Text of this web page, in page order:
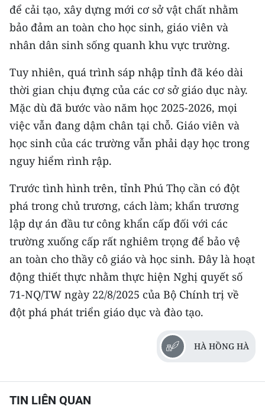
để cải tạo, xây dựng mới cơ sở vật chất nhằm
bảo đảm an toàn cho học sinh, giáo viên và
nhân dân sinh sống quanh khu vực trường.
Tuy nhiên, quá trình sáp nhập tỉnh đã kéo dài
thời gian chịu đựng của các cơ sở giáo dục này.
Mặc dù đã bước vào năm học 2025-2026, mọi
việc vẫn đang dậm chân tại chỗ. Giáo viên và
học sinh của các trường vẫn phải dạy học trong
nguy hiểm rình rập.
Trước tình hình trên, tỉnh Phú Thọ cần có đột
phá trong chủ trương, cách làm; khẩn trương
lập dự án đầu tư công khẩn cấp đối với các
trường xuống cấp rất nghiêm trọng để bảo vệ
an toàn cho thầy cô giáo và học sinh. Đây là hoạt
động thiết thực nhằm thực hiện Nghị quyết số
71-NQ/TW ngày 22/8/2025 của Bộ Chính trị về
đột phá phát triển giáo dục và đào tạo.
HÀ HỒNG HÀ
TIN LIÊN QUAN